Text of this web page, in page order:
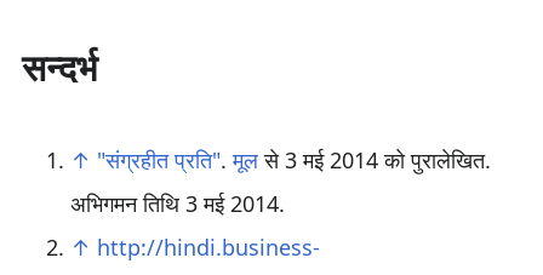
सन्दर्भ
↑ "संग्रहीत प्रति".मूलसे 3 मई 2014 को पुरालेखित.
अभिगमन तिथि 3 मई 2014.
↑ http://hindi.business-